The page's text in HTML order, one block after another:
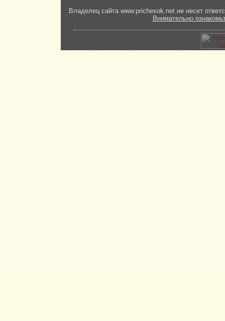
Владелец сайта www.prichesok.net не несет
Внимательно